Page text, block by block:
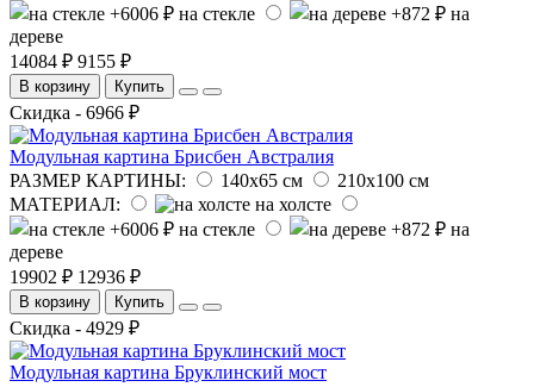
на стекле
на
дереве
14084 ₽ 9155 ₽
В корзину Купить
Скидка - 6966 ₽
Модульная картина Брисбен Австралия
РАЗМЕР КАРТИНЫ:
140х65 см
210х100 см
МАТЕРИАЛ:
на холсте
на стекле
на
дереве
19902 ₽ 12936 ₽
В корзину Купить
Скидка - 4929 ₽
Модульная картина Бруклинский мост